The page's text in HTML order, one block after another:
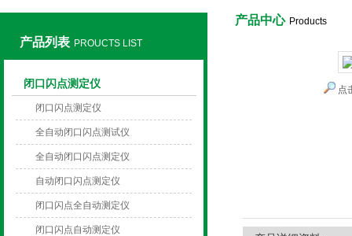
产品列表 PROUCTS LIST
闭口闪点测定仪
闭口闪点测定仪
全自动闭口闪点测试仪
全自动闭口闪点测定仪
自动闭口闪点测定仪
闭口闪点全自动测定仪
闭口闪点自动测定仪
产品中心 Products
点